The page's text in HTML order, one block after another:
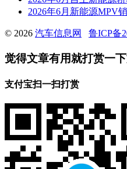
2026年6月新能源MPV
© 2026 汽车信息网 鲁ICP备
觉得文章有用就打赏一
支付宝扫一扫打赏